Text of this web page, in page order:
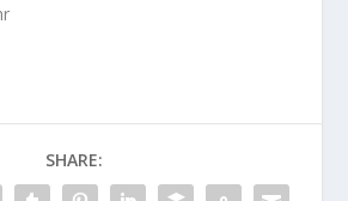
SHARE: